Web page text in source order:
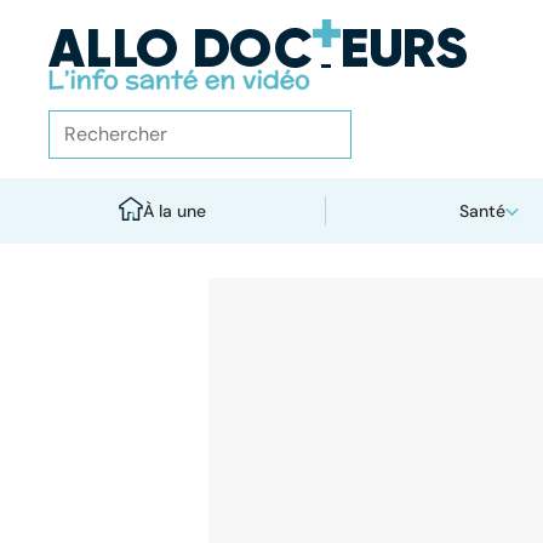
À la une Santé